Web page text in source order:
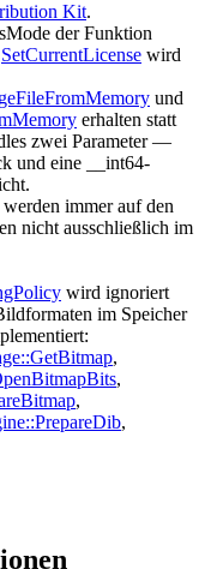
Kit.
der Funktion
SetCurrentLicense wird
und
erhalten statt
zwei Parameter —
und eine __int64-
immer auf den
nicht ausschließlich im
wird ignoriert
im Speicher
,
,
,
,